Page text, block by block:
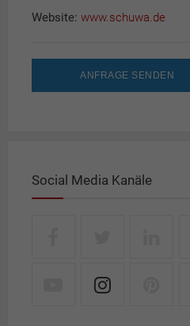
Website: www.schuwa.de
ANFRAGE SENDEN
Social Media Kanäle